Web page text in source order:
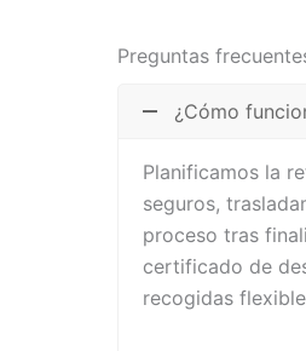
Preguntas
¿Cómo
Planificamos la
seguros,
proceso tras
certificado de
recogidas